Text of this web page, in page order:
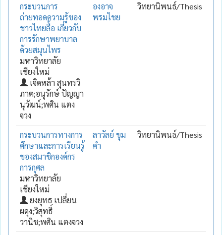
กระบวนการ
ถ่ายทอดความรู้ของ
ชาวไทยลื้อ เกี่ยวกับ
การรักษาพยาบาล
ด้วยสมุนไพร
มหาวิทยาลัย
เชียงใหม่
เจิดหล้า สุนทรวิ
ภาต;อนุรักษ์ ปัญญา
นุวัฒน์;พศิน แตง
จวง
องอาจ
พรมไชย
วิทยานิพนธ์/Thesis
กระบวนการทางการ
ศึกษาและการเรียนรู้
ของสมาชิกองค์กร
การกุศล
มหาวิทยาลัย
เชียงใหม่
ยงยุทธ เปลี่ยน
ผดุง;วิสุทธิ์
วานิช;พศิน แตงจวง
ลาวัลย์ ขุม
คำ
วิทยานิพนธ์/Thesis